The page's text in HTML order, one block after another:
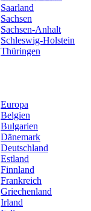
Saarland
Sachsen
Sachsen-Anhalt
Schleswig-Holstein
Thüringen
Europa
Belgien
Bulgarien
Dänemark
Deutschland
Estland
Finnland
Frankreich
Griechenland
Irland